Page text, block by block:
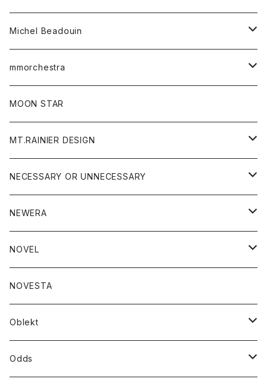
ポロシャツ
ロングスリーブTシャツ
フリース
ベルト
Michel Beadouin
トップス
ジャケット
ニット
パンツ
mmorchestra
帽子
MOON STAR
MT.RAINIER DESIGN
アウター
コート
ジャケット
アクセサリー
バッグ
グッズ
ウォレット
靴
トップス
ジャケット
シャツ
ボトム
ショートパンツ
レディース
NECESSARY OR UNNECESSARY
アウター
コート
ジャケット
アクセサリー
バッグ
ブレスレット
グッズ
靴
ストール/マフラー
トップス
シャツ
ボトム
NEWERA
帽子
NOVEL
トップス
カットソー
スエット
ボトム
NOVESTA
Oblekt
ボトム
Odds